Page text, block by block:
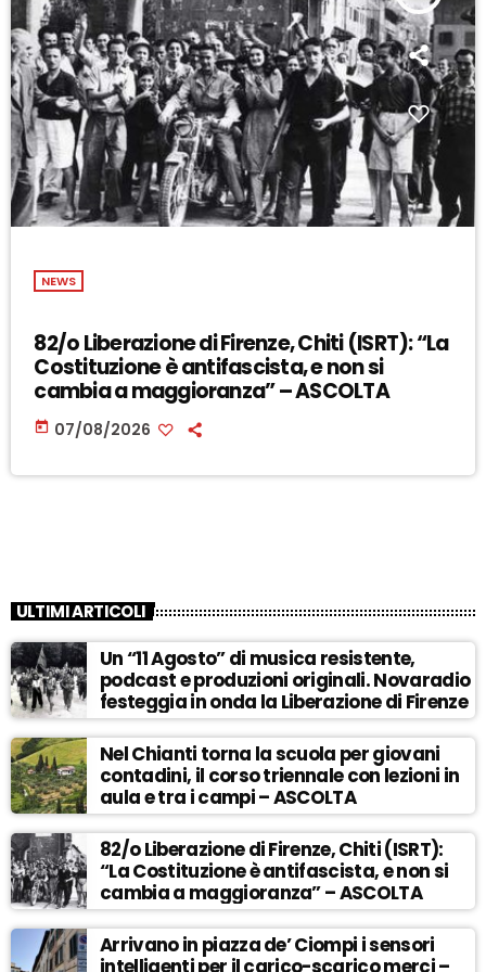
NEWS
82/o Liberazione di Firenze, Chiti (ISRT): “La
Costituzione è antifascista, e non si
cambia a maggioranza” – ASCOLTA
today 07/08/2026
ULTIMI ARTICOLI
Un “11 Agosto” di musica resistente,
podcast e produzioni originali. Novaradio
festeggia in onda la Liberazione di Firenze
Nel Chianti torna la scuola per giovani
contadini, il corso triennale con lezioni in
aula e tra i campi – ASCOLTA
82/o Liberazione di Firenze, Chiti (ISRT):
“La Costituzione è antifascista, e non si
cambia a maggioranza” – ASCOLTA
Arrivano in piazza de’ Ciompi i sensori
intelligenti per il carico-scarico merci –